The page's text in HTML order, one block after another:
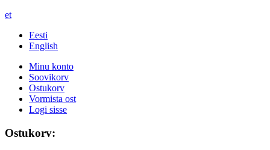
et
Eesti
English
Minu konto
Soovikorv
Ostukorv
Vormista ost
Logi sisse
Ostukorv: